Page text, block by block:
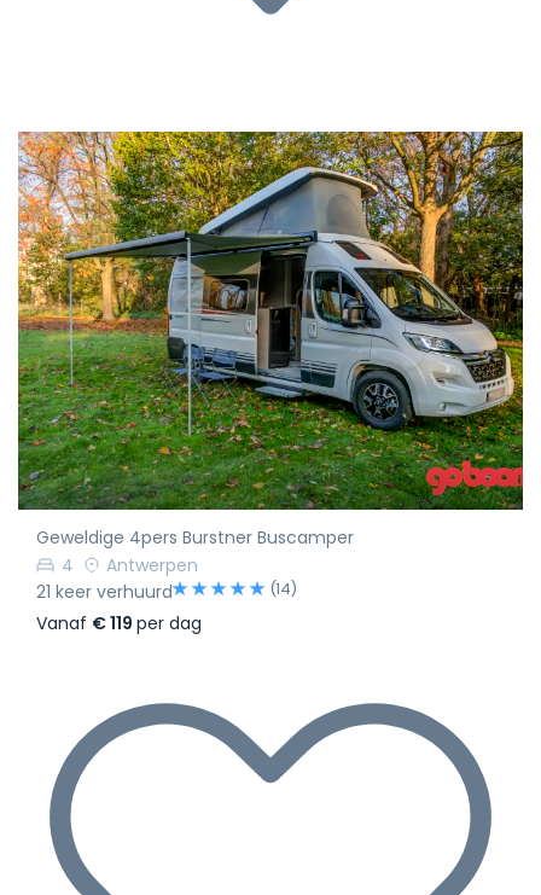
Geweldige 4pers Burstner Buscamper
4
Antwerpen
21 keer verhuurd
(14)
Vanaf € 119 per dag